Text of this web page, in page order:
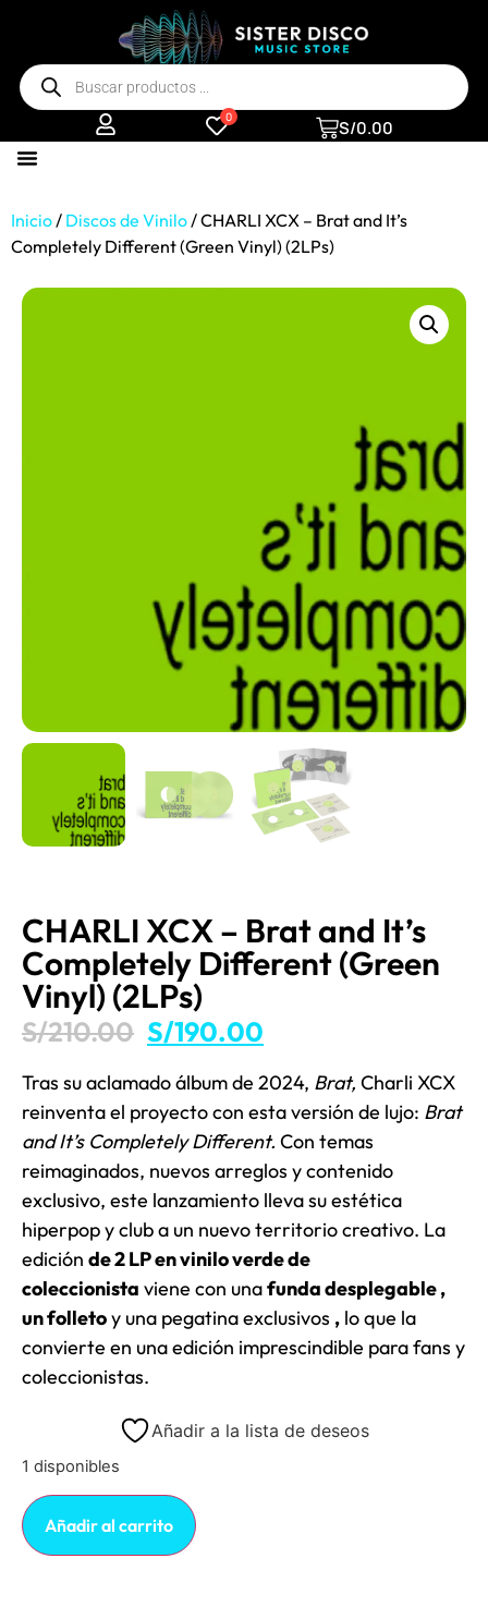
0 S/0.00
Inicio/ Discos de Vinilo/ CHARLI XCX – Brat and It’s
Completely Different (Green Vinyl) (2LPs)
CHARLI XCX – Brat and It’s
Completely Different (Green
Vinyl) (2LPs)
S/210.00 S/190.00
Tras su aclamado álbum de 2024, Brat, Charli XCX
reinventa el proyecto con esta versión de lujo: Brat
and It’s Completely Different. Con temas
reimaginados, nuevos arreglos y contenido
exclusivo, este lanzamiento lleva su estética
hiperpop y club a un nuevo territorio creativo. La
edición de 2 LP en vinilo verde de
coleccionista viene con unafunda desplegable ,
un folletoy una pegatina exclusivos , lo que la
convierte en una edición imprescindible para fans y
coleccionistas.
Añadir a la lista de deseos
1 disponibles
Añadir al carrito